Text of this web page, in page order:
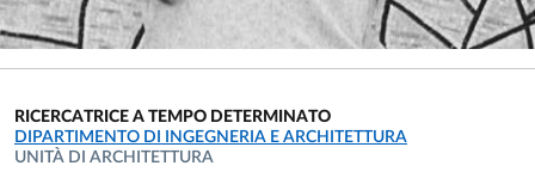
RICERCATRICE A TEMPO DETERMINATO
UNITÀ ORGANIZZATIVA AFFERENTE:
DIPARTIMENTO DI INGEGNERIA E ARCHITETTURA
UNITÀ DI ARCHITETTURA